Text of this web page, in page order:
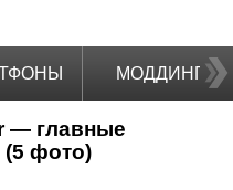
МОДДИНГ
— главные
(5 фото)